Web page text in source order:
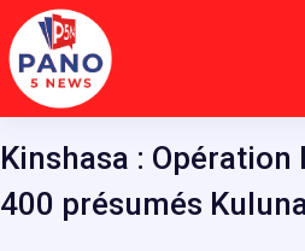
Passer
au
contenu
Kinshasa : Opération
400 présumés